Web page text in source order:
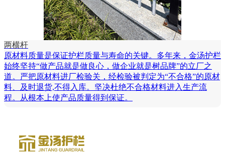
两横杆
原材料质量是保证护栏质量与寿命的关键。多年来，金汤护栏
始终坚持“做产品就是做良心，做企业就是树品牌”的立厂之
道。严把原材料进厂检验关，经检验被判定为“不合格”的原材
料、及时退货,不得入库。坚决杜绝不合格材料进入生产流
程。从根本上使产品质量得到保证。